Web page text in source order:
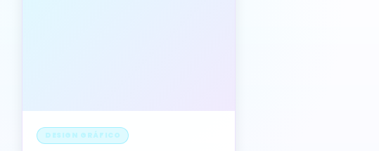
DESIGN GRÁFICO